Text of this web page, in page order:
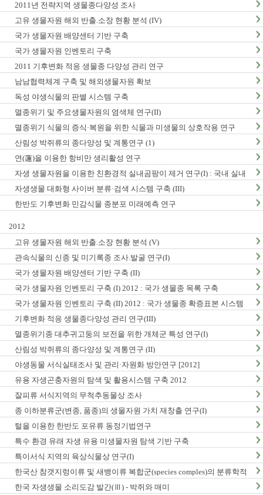
2011년 전략지역 생물종다양성 조사
고유 생물자원 해외 반출.소장 현황 분석 (IV)
국가 생물자원 배양센터 기반 구축
국가 생물자원 인벤토리 구축
2011 기후변화 적응 생물종 다양성 관리 연구
남남협력체계 구축 및 해외생물자원 확보
독성 야생식물의 판별 시스템 구축
멸종위기 및 주요생물자원의 염색체 연구(II)
멸종위기 식물의 증식·복원을 위한 식물과 미생물의 상호작용 연구
산림성 박쥐류의 종다양성 및 계통연구 (1)
연(蓮)을 이용한 항비만 생리활성 연구
자생 생물자원을 이용한 친환경적 실내곰팡이 제거 연구(I) : 국내 실내
곰팡이 현황 및 검출법 개발
자생생물 대화형 사이버 분류·검색 시스템 구축 (III)
한반도 기후변화 민감식물 종분포 미래예측 연구
2012
고유 생물자원 해외 반출.소장 현황 분석 (V)
관속식물의 신종 및 미기록종 조사.발굴 연구(I)
국가 생물자원 배양센터 기반 구축 (II)
국가 생물자원 인벤토리 구축 (I) 2012 : 국가 생물종 목록 구축
국가 생물자원 인벤토리 구축 (II) 2012 : 국가 생물종 확증표본 시스템
구축
기후변화 적응 생물종다양성 관리 연구(III)
멸종위기종 대추귀고둥의 보전을 위한 개체군 특성 연구(I)
산림성 박쥐류의 종다양성 및 계통연구 (II)
야생동물 서식실태조사 및 관리·자원화 방안연구 [2012]
유용 자생곤충자원의 탐색 및 활용시스템 구축 2012
잘피류 서식지역의 무척추동물상 조사
종 이하분류군(변종, 품종)의 생물자원 가치 재창출 연구(I)
털을 이용한 한반도 포유류 동정기법연구
특수 환경 유래 자생 유용 미생물자원 탐색 기반 구축
특이서식 지역의 육상식물상 연구(I)
한국산 참갯지렁이류 및 새뱅이류 복합군(species comples)의 분류학적
연구
한국 자생생물 소리도감 발간(Ⅲ) - 박쥐와 매미